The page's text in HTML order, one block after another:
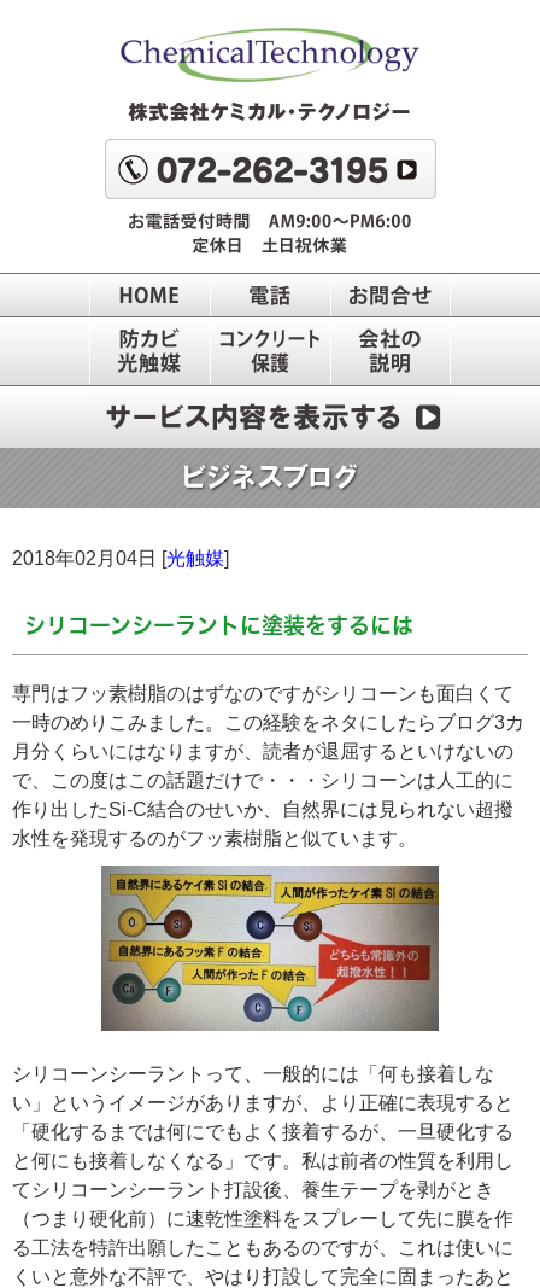
2018年02月04日 [光触媒]
シリコーンシーラントに塗装をするには
専門はフッ素樹脂のはずなのですがシリコーンも面白くて
一時のめりこみました。この経験をネタにしたらブログ3カ
月分くらいにはなりますが、読者が退屈するといけないの
で、この度はこの話題だけで・・・シリコーンは人工的に
作り出したSi-C結合のせいか、自然界には見られない超撥
水性を発現するのがフッ素樹脂と似ています。
シリコーンシーラントって、一般的には「何も接着しな
い」というイメージがありますが、より正確に表現すると
「硬化するまでは何にでもよく接着するが、一旦硬化する
と何にも接着しなくなる」です。私は前者の性質を利用し
てシリコーンシーラント打設後、養生テープを剥がとき
（つまり硬化前）に速乾性塗料をスプレーして先に膜を作
る工法を特許出願したこともあるのですが、これは使いに
くいと意外な不評で、やはり打設して完全に固まったあと